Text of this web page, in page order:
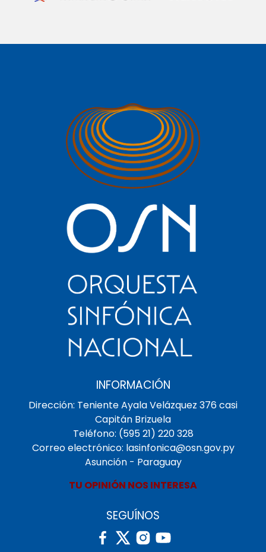
INFORMACIÓN
Dirección: Teniente Ayala Velázquez 376 casi
Capitán Brizuela
Teléfono: (595 21) 220 328
Correo electrónico: lasinfonica@osn.gov.py
Asunción - Paraguay
TU OPINIÓN NOS INTERESA
SEGUÍNOS